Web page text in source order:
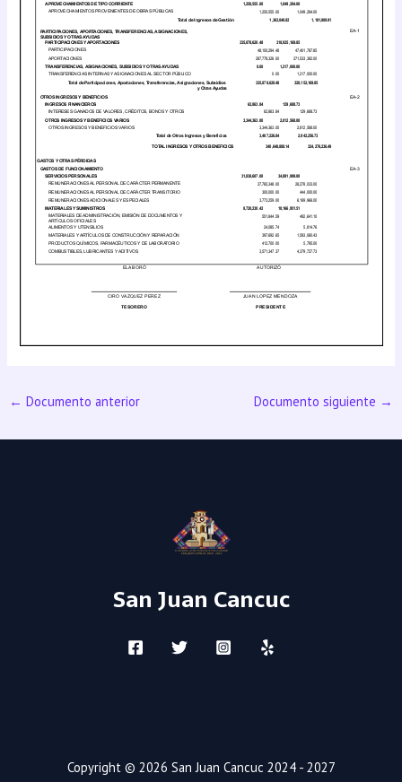
← Documento anterior Documento siguiente →
San Juan Cancuc
Copyright © 2026 San Juan Cancuc 2024 - 2027